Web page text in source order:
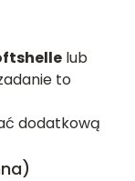
lub
to
dodatkową